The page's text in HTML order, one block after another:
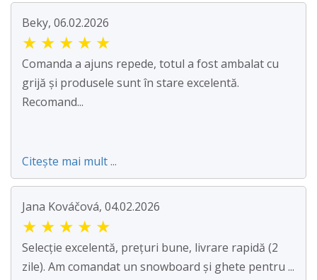
Beky, 06.02.2026
★ ★ ★ ★ ★
Comanda a ajuns repede, totul a fost ambalat cu
grijă și produsele sunt în stare excelentă.
Recomand...
Citește mai mult ...
Jana Kováčová, 04.02.2026
★ ★ ★ ★ ★
Selecție excelentă, prețuri bune, livrare rapidă (2
zile). Am comandat un snowboard și ghete pentru ...